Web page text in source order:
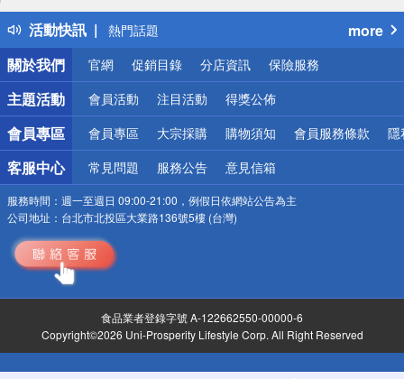
活動快訊
得獎公告
熱門話題
銀行優惠
偏遠地區配送
詐騙網頁！請小心！
more
關於我們
官網 促銷目錄 分店資訊 保險服務
主題活動 會員活動 注目活動 得獎公佈
會員專區 會員專區 大宗採購 購物須知 會員服務條款 隱
客服中心 常見問題 服務公告 意見信箱
服務時間： 週一至週日 09:00-21:00，例假日依網站公告為主
公司地址： 台北市北投區大業路136號5樓 (台灣)
食品業者登錄字號 A-122662550-00000-6
Copyright©2026 Uni-Prosperity Lifestyle Corp. All Right Reserved